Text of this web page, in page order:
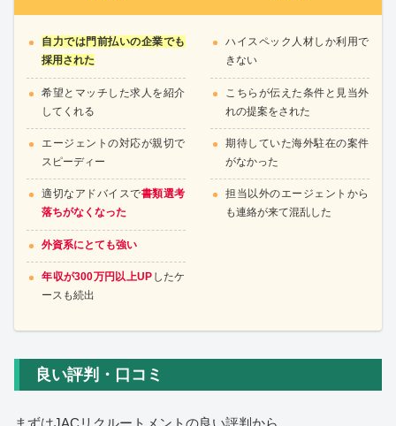
自力では門前払いの企業でも
採用された
希望とマッチした求人を紹介
してくれる
エージェントの対応が親切で
スピーディー
適切なアドバイスで書類選考
落ちがなくなった
外資系にとても強い
年収が300万円以上UP したケ
ースも続出
ハイスペック人材しか利用で
きない
こちらが伝えた条件と見当外
れの提案をされた
期待していた海外駐在の案件
がなかった
担当以外のエージェントから
も連絡が来て混乱した
良い評判・口コミ
まずはJACリクルートメントの良い評判から。